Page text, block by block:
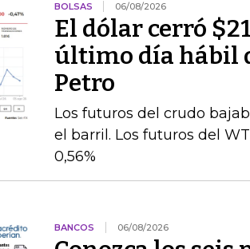
BOLSAS 06/08/2026
El dólar cerró
último día hábil
Petro
Los futuros del crudo
el barril. Los futuros del
0,56%
BANCOS 06/08/2026